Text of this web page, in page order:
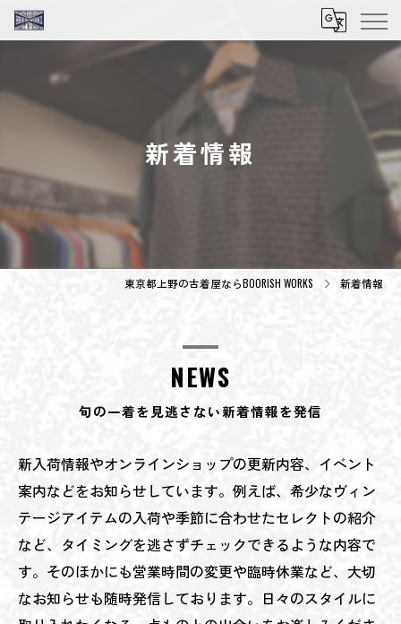
新着情報
東京都上野の古着屋ならBOORISH WORKS 新着情報
NEWS
旬の一着を見逃さない新着情報を発信
新入荷情報やオンラインショップの更新内容、イベント
案内などをお知らせしています。例えば、希少なヴィン
テージアイテムの入荷や季節に合わせたセレクトの紹介
など、タイミングを逃さずチェックできるような内容で
す。そのほかにも営業時間の変更や臨時休業など、大切
なお知らせも随時発信しております。日々のスタイルに